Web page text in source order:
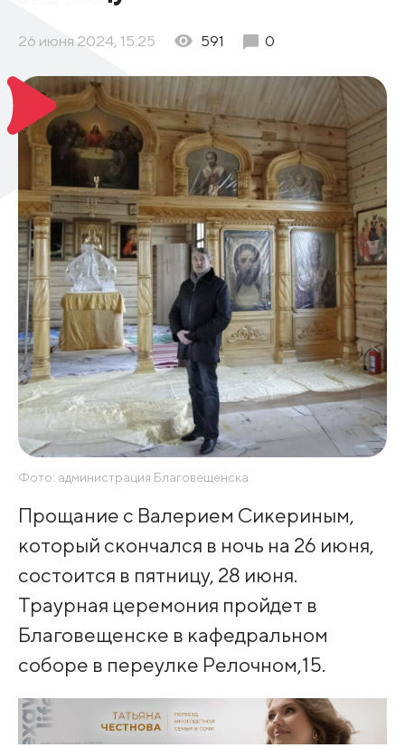
26 июня 2024, 15:25 591 0
Фото: администрация Благовещенска
Прощание с Валерием Сикериным,
который скончался в ночь на 26 июня,
состоится в пятницу, 28 июня.
Траурная церемония пройдет в
Благовещенске в кафедральном
соборе в переулке Релочном,15.